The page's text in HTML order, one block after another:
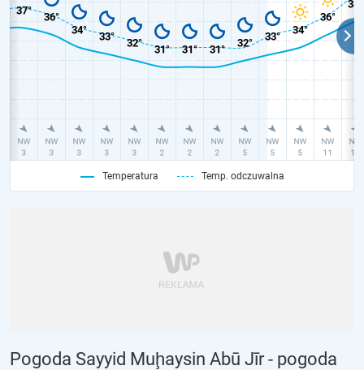
Temperatura Temp. odczuwalna
Pogoda Sayyid Muḩaysin Abū Jīr - pogoda